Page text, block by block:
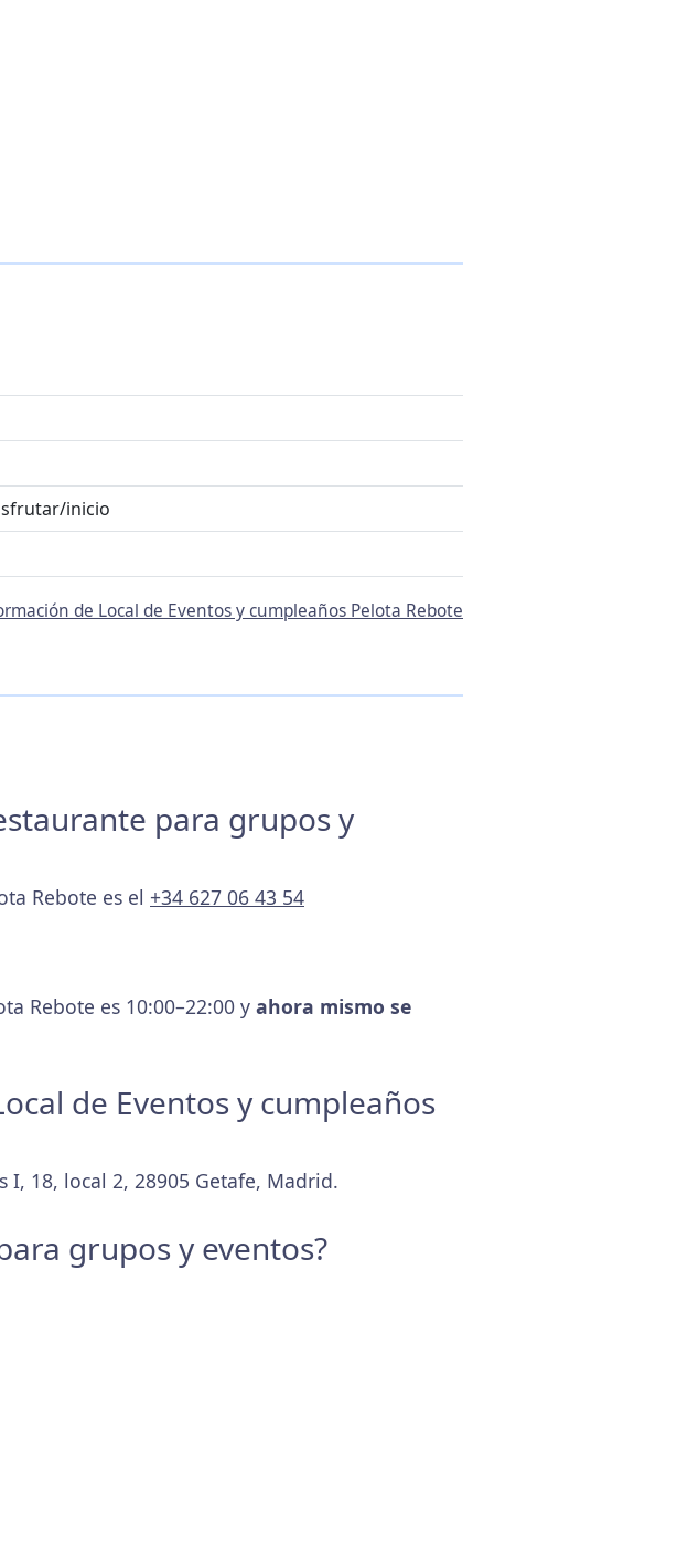
inicio
de Local de Eventos y cumpleaños Pelota Rebote
para grupos y
Rebote es el +34 627 06 43 54
Rebote es 10:00–22:00 y ahora mismo se
de Eventos y cumpleaños
I, 18, local 2, 28905 Getafe, Madrid.
grupos y eventos?